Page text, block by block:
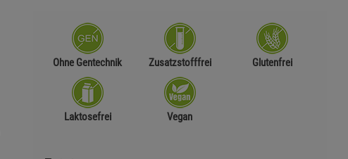
Ohne Gentechnik Zusatzstofffrei Glutenfrei
Laktosefrei Vegan